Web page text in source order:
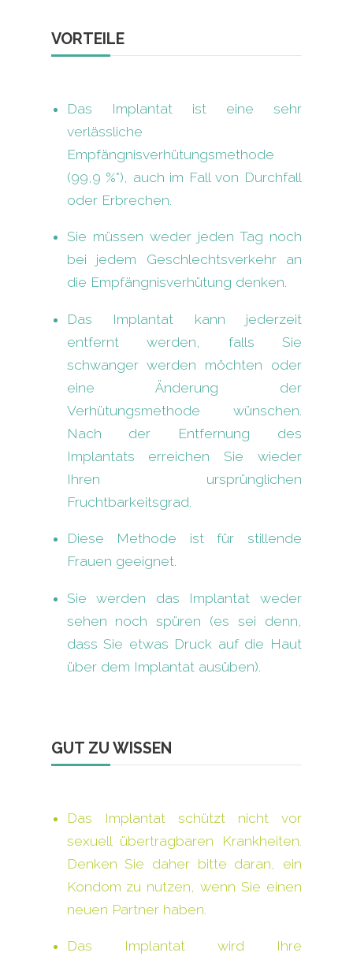
VORTEILE
Das Implantat ist eine sehr
verlässliche
Empfängnisverhütungsmethode
(99,9 %*), auch im Fall von Durchfall
oder Erbrechen.
Sie müssen weder jeden Tag noch
bei jedem Geschlechtsverkehr an
die Empfängnisverhütung denken.
Das Implantat kann jederzeit
entfernt werden, falls Sie
schwanger werden möchten oder
eine Änderung der
Verhütungsmethode wünschen.
Nach der Entfernung des
Implantats erreichen Sie wieder
Ihren ursprünglichen
Fruchtbarkeitsgrad.
Diese Methode ist für stillende
Frauen geeignet.
Sie werden das Implantat weder
sehen noch spüren (es sei denn,
dass Sie etwas Druck auf die Haut
über dem Implantat ausüben).
GUT ZU WISSEN
Das Implantat schützt nicht vor
sexuell übertragbaren Krankheiten.
Denken Sie daher bitte daran, ein
Kondom zu nutzen, wenn Sie einen
neuen Partner haben.
Das Implantat wird Ihre